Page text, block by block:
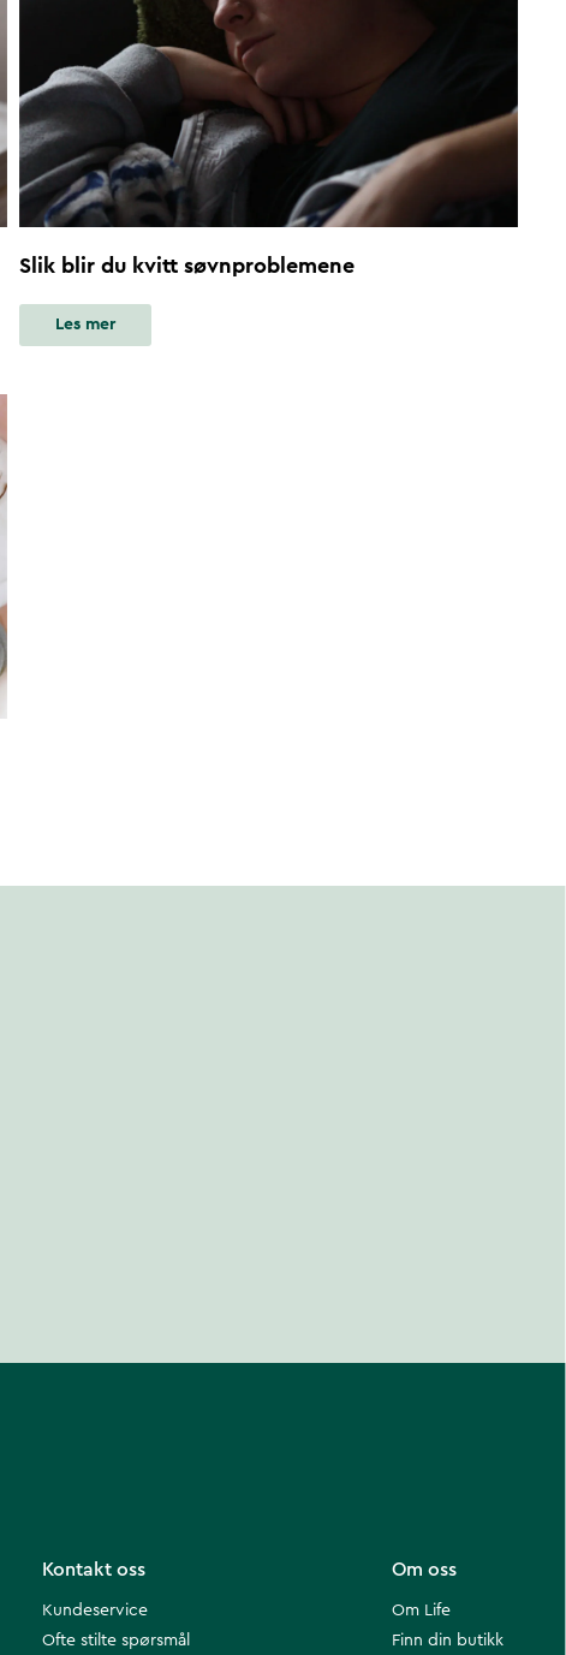
Slik blir du kvitt søvnproblemene
Les mer
Om oss
Om Life
Finn din butikk
Kontakt oss
Kundeservice
Ofte stilte spørsmål